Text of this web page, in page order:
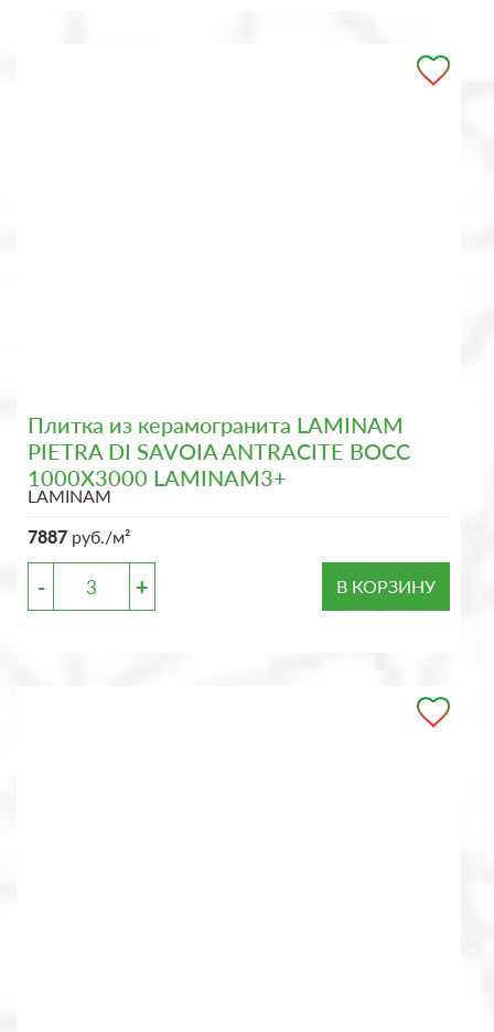
Плитка из керамогранита LAMINAM
PIETRA DI SAVOIA ANTRACITE BOCC
1000X3000 LAMINAM3+
LAMINAM
7887 руб./м²
- + В КОРЗИНУ